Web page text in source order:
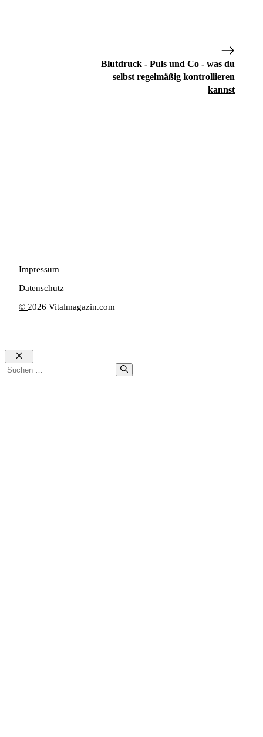
Blutdruck - Puls und Co - was du
selbst regelmäßig kontrollieren
kannst
© 2026 Vitalmagazin.com
Impressum
Datenschutz
Schließen
Suche
nach: